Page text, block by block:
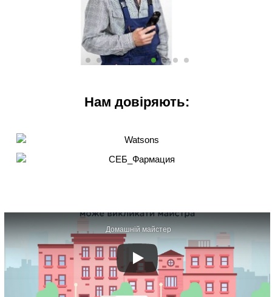
Нам довіряють:
Домашній майстер